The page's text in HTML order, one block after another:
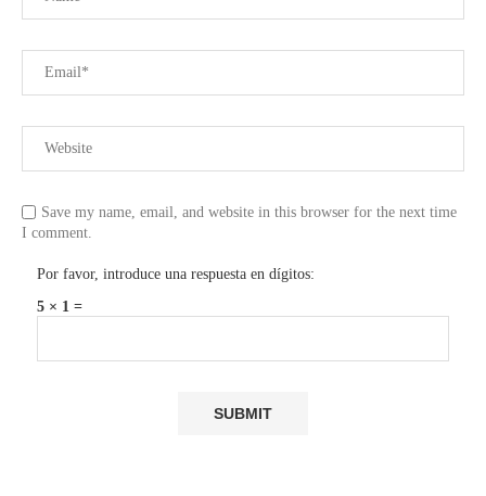
Save my name, email, and website in this browser for the next time
I comment.
Por favor, introduce una respuesta en dígitos:
5 × 1 =